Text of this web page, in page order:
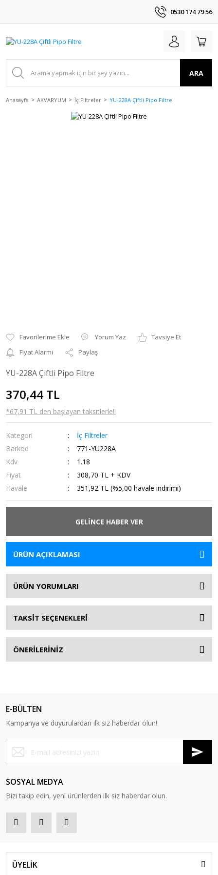
0530 174 79 56
ARA
Anasayfa AKVARYUM İç Filtreler YU-228A Çiftli Pipo Filtre
Yorum Yaz
Tavsiye Et
Fiyat Alarmı
Paylaş
YU-228A Çiftli Pipo Filtre
370,44 TL
*67,91 TL den başlayan taksitlerle!!
Kategori
İç Filtreler
Barkod
771-YU228A
Kdv
1.18
Fiyat
308,70 TL + KDV
Havale
351,92 TL (%5,00 havale indirimi)
GELİNCE HABER VER
ÜRÜN AÇIKLAMASI
ÜRÜN YORUMLARI
TAKSİT SEÇENEKLERİ
ÖNERİLERİNİZ
E-BÜLTEN
Kampanya ve duyurulardan ilk siz haberdar olun!
SOSYAL MEDYA
Bizi takip edin, yeni ürünlerden ilk siz haberdar olun.
ÜYELİK